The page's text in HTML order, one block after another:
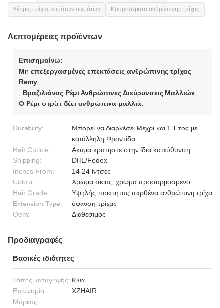
δέσμες τρίχας κυμάτων σωμάτων Κουροδέματα ανθρώπινης τρίχας
Λεπτομέρειες προϊόντων
Επισημαίνω:
Μη επεξεργασμένες επεκτάσεις ανθρώπινης τρίχας
Remy
Βραζιλιάνος Ρέμι Ανθρώπινες Διεύρυνσεις Μαλλιών
Ο Ρέμι στρέιτ δέει ανθρώπινα μαλλιά.
Durability:
Μπορεί να Διαρκέσει Μέχρι και 1 Έτος με
κατάλληλη Φροντίδα
Hair Cuticle:
Ακόμα κρατήστε στην ίδια κατεύθυνση
Shipping:
DHL/Fedex
Inches From:
14-24 ίντσες
Colour:
Χρώμα σκιάς, χρώμα προσαρμοσμένο.
Hair Grade:
Υψηλής ποιότητας παρθένα ανθρώπινη τρίχα
Extension Type:
ύφανση τρίχας
Oem:
Διαθέσιμος
Προδιαγραφές
Βασικές ιδιότητες
Τόπος καταγωγής: Κίνα
Επωνυμία
Μάρκας:
XZHAIR